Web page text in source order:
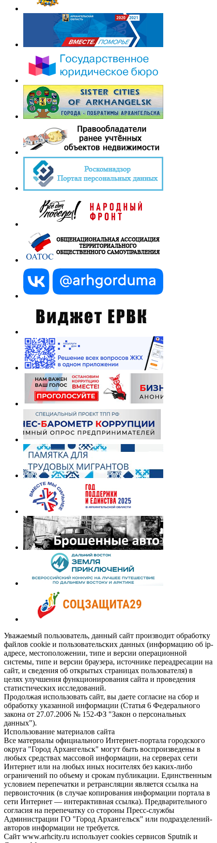
Уважаемый пользователь, данный сайт производит обработку
файлов cookie и пользовательских данных (информацию об ip-
адресе, местоположении, типе и версии операционной
системы, типе и версии браузера, источнике переадресации на
сайт, и сведения об открытых страницах пользователя) в
целях улучшения функционирования сайта и проведения
статистических исследований.
Продолжая использовать сайт, вы даете согласие на сбор и
обработку указанной информации (Статья 6 Федерального
закона от 27.07.2006 № 152-ФЗ "Закон о персональных
данных").
Использование материалов сайта
Все материалы официального Интернет-портала городского
округа "Город Архангельск" могут быть воспроизведены в
любых средствах массовой информации, на серверах сети
Интернет или на любых иных носителях без каких-либо
ограничений по объему и срокам публикации. Единственным
условием перепечатки и ретрансляции является ссылка на
первоисточник (в случае копирования информации портала в
сети Интернет — интерактивная ссылка). Предварительного
согласия на перепечатку со стороны Пресс-службы
Администрации ГО "Город Архангельск" или подразделений-
авторов информации не требуется.
Сайт www.arhcity.ru использует cookies сервисов Sputnik и